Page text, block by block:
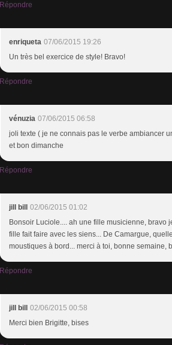
Répondre
enriqueta 07/06/2015 19:26
Un très bel exercice de style! Bravo!
Répondre
vénuzia 07/06/2015 06:58
joli texte ( je ne connais pas le verbe ambiancer
et bon dimanche
Répondre
jill bill
02/06/2015 01:02
Bonsoir Luciole.... ah une fille musicienne, bravo
fille fait faire avec les siens... De Camargue,
moustiques à bord... merci à toi, bonne semaine,
Répondre
jill bill
02/06/2015 00:58
Merci bien Brigitte, bises